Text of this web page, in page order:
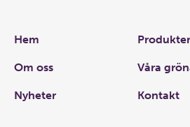
Links
Hem Produkter
Om oss Våra
Nyheter Kontakt